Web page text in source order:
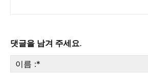
댓글을 남겨 주세요.